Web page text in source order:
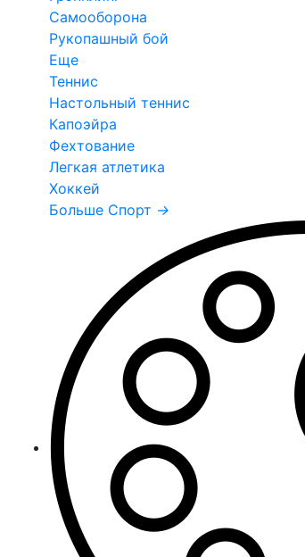
Самооборона
Рукопашный бой
Еще
Теннис
Настольный теннис
Капоэйра
Фехтование
Легкая атлетика
Хоккей
Больше Спорт →